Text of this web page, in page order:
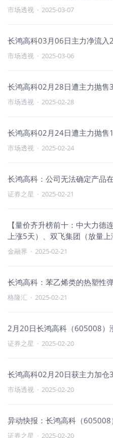
市场透视 · 2025-03-07
长鸿高科03月06日主力净流入
市场透视 · 2025-03-06
长鸿高科02月28日遭主力抛售
市场透视 · 2025-02-28
长鸿高科02月24日遭主力抛售
市场透视 · 2025-02-24
长鸿高科：公司无法确定产品
证券之星 · 2025-02-21
【量价齐升榜前十：中大力
上涨5天）、双飞集团（放量
量上涨3天）、联创电子（放量
金融界 · 2025-02-21
长鸿高科：苯乙烯类的热塑性
格隆汇 · 2025-02-21
2月20日长鸿高科（605008）
证券之星 · 2025-02-20
长鸿高科02月20日获主力加仓
市场透视 · 2025-02-20
异动快报：长鸿高科（
证券之星 · 2025-02-20